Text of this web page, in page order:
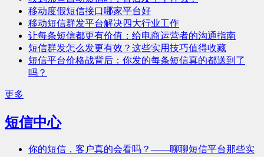
移动度假短信接口哪家平台好
移动短信群发平台解决四大行业工作
让每条短信都更有价值：给电商运营者的沟通指南
短信群发怎么发更有效？这些实用技巧值得收藏
短信平台价格战背后：你发的每条短信真的都送到了
吗？
更多
短信中心
你的短信，客户真的会看吗？——聊聊短信平台那些实